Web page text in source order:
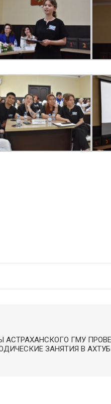
АСТРАХАНСКОГО ГМУ
ЗАНЯТИЯ В